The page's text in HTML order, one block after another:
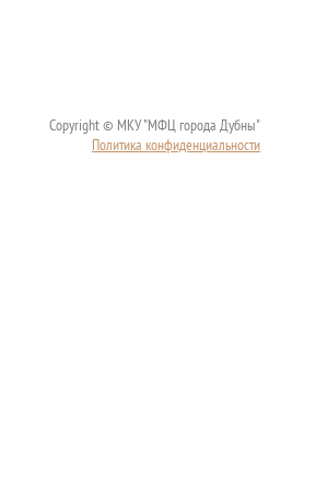
Copyright © МКУ "МФЦ города Дубны"
Политика конфиденциальности